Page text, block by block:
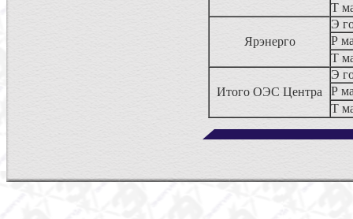
Т
Ярэнерго
Э
Р
Т
Итого ОЭС Центра
Э
Р
Т